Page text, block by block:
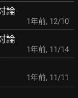
論
1年前, 12/10
論
1年前, 11/14
1年前, 11/11